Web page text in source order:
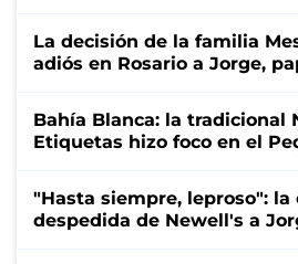
La decisión de la familia
adiós en Rosario a Jorge,
Bahía Blanca: la tradicional
Etiquetas hizo foco en el
"Hasta siempre, leproso": la
despedida de Newell's a